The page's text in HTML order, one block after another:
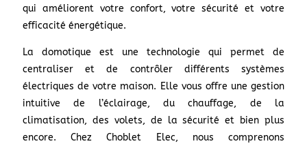
qui améliorent votre confort, votre sécurité et votre
efficacité énergétique.
La domotique est une technologie qui permet de
centraliser et de contrôler différents systèmes
électriques de votre maison. Elle vous offre une gestion
intuitive de l’éclairage, du chauffage, de la
climatisation, des volets, de la sécurité et bien plus
encore. Chez Choblet Elec, nous comprenons